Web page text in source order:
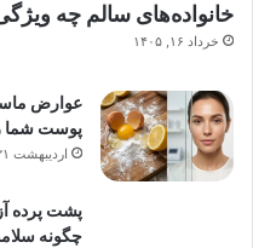
خانواده‌های سالم چه
خرداد ۱۶, ۱۴۰۵
عوارض
پوست شما
اردیبهشت ۳۱, ۱۴۰۵
پشت پرده
چگونه